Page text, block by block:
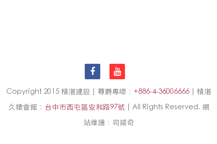
Copyright 2015 精湛建設 | 尊爵專線： +886-4-36006666| 精湛
久棲會館： 台中市西屯區安和路97號 | All Rights Reserved. 網
站維護：司諾奇